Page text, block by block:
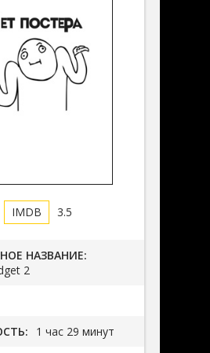
3.5
НАЗВАНИЕ:
2
1 час 29 минут